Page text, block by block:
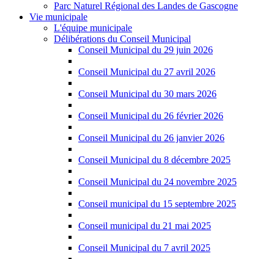
Parc Naturel Régional des Landes de Gascogne
Vie municipale
L'équipe municipale
Délibérations du Conseil Municipal
Conseil Municipal du 29 juin 2026
Conseil Municipal du 27 avril 2026
Conseil Municipal du 30 mars 2026
Conseil Municipal du 26 février 2026
Conseil Municipal du 26 janvier 2026
Conseil Municipal du 8 décembre 2025
Conseil Municipal du 24 novembre 2025
Conseil municipal du 15 septembre 2025
Conseil municipal du 21 mai 2025
Conseil Municipal du 7 avril 2025